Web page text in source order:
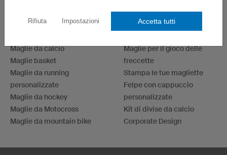
TOPICS PIÙ CONDIVISI
Maglie da calcio
Maglie basket
Maglie da running
personalizzate
Maglie da hockey
Maglie da Motocross
Maglie da mountain bike
Maglie per il gioco delle
freccette
Stampa le tue magliette
Felpe con cappuccio
personalizzate
Kit di divise da calcio
Corporate Design
Rifiuta Impostazioni Accetta tutti